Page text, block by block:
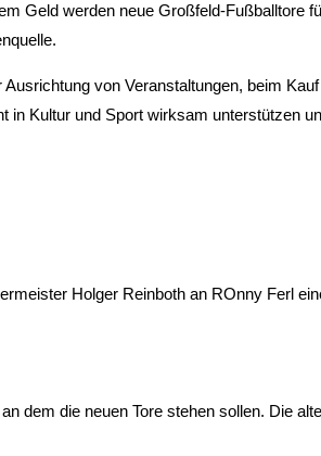
Geld werden neue Großfeld-
von Veranstaltungen, beim
Kultur und Sport wirksam unterstützen
Holger Reinboth an ROnny Ferl
dem die neuen Tore stehen sollen. Die